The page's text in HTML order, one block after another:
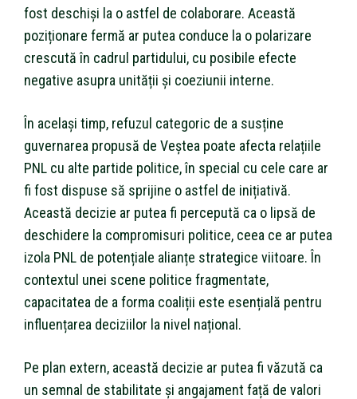
fost deschiși la o astfel de colaborare. Această
poziționare fermă ar putea conduce la o polarizare
crescută în cadrul partidului, cu posibile efecte
negative asupra unității și coeziunii interne.
În același timp, refuzul categoric de a susține
guvernarea propusă de Veștea poate afecta relațiile
PNL cu alte partide politice, în special cu cele care ar
fi fost dispuse să sprijine o astfel de inițiativă.
Această decizie ar putea fi percepută ca o lipsă de
deschidere la compromisuri politice, ceea ce ar putea
izola PNL de potențiale alianțe strategice viitoare. În
contextul unei scene politice fragmentate,
capacitatea de a forma coaliții este esențială pentru
influențarea deciziilor la nivel național.
Pe plan extern, această decizie ar putea fi văzută ca
un semnal de stabilitate și angajament față de valori